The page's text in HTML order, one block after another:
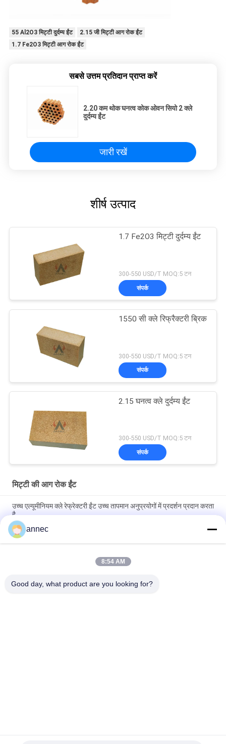
55 Al2O3 मिट्टी दुर्दम्य ईंट
2.15 जी मिट्टी आग रोक ईंट
1.7 Fe2O3 मिट्टी आग रोक ईंट
सबसे उत्तम प्रतिदान प्राप्त करें
2.20 कम थोक घनत्व कोक ओवन सियो 2 क्ले
दुर्दम्य ईंट
जारी रखें
शीर्ष उत्पाद
1.7 Fe2O3 मिट्टी दुर्दम्य ईंट
300-550 USD/T MOQ:5 टन
संपर्क
1550 सी क्ले रिफ्रैक्टरी ब्रिक
300-550 USD/T MOQ:5 टन
संपर्क
2.15 घनत्व क्ले दुर्दम्य ईंट
300-550 USD/T MOQ:5 टन
संपर्क
मिट्टी की आग रोक ईंट
उच्च एल्यूमीनियम क्ले रेफ्रेक्टरी ईंट उच्च तापमान अनुप्रयोगों में प्रदर्शन प्रदान करता
है
1350C क्रिक रेट अग्निरोधी मिट्टी की ईंटें कठोर वातावरण में थर्मल इन्सुलेशन के लिए
आदर्श
2.1-2.2 बल्क घनत्व मिट्टी अग्निरोधक ईंट मजबूत और टिकाऊ संरचनाओं के लिए
annec
8:54 AM
Good day, what product are you looking for?